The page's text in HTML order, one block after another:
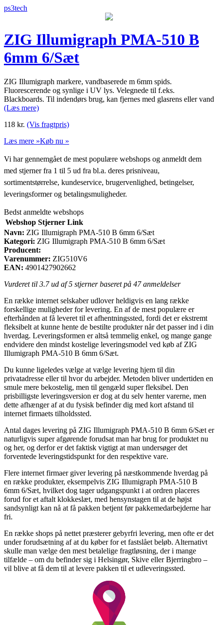
ps3tech
ZIG Illumigraph PMA-510 B
6mm 6/Sæt
ZIG Illumigraph markere, vandbaserede m 6mm spids.
Fluorescerende og synlige i UV lys. Velegnede til f.eks.
Blackboards. Til indendørs brug, kan fjernes med glasrens eller vand
(Læs mere)
118 kr. (Vis fragtpris)
Læs mere »Køb nu »
Vi har gennemgået de mest populære webshops og anmeldt dem
med stjerner fra 1 til 5 ud fra bl.a. deres prisniveau,
sortimentstørrelse, kundeservice, brugervenlighed, betingelser,
leveringsformer og betalingsmuligheder.
Bedst anmeldte webshops
Webshop Stjerner Link
Navn: ZIG Illumigraph PMA-510 B 6mm 6/Sæt
Kategori: ZIG Illumigraph PMA-510 B 6mm 6/Sæt
Producent:
Varenummer: ZIG510V6
EAN: 4901427902662
Vurderet til 3.7ud af 5 stjerner baseret på 47anmeldelser
En række internet selskaber udlover heldigvis en lang række
forskellige muligheder for levering. En af de mest populære er
efterhånden at få leveret til et afhentningssted, fordi det er ekstremt
fleksibelt at kunne hente de bestilte produkter når det passer ind i din
hverdag. Leveringsformen er altså temmelig enkel, og mange gange
endvidere den mindst kostelige leveringsmodel ved køb af ZIG
Illumigraph PMA-510 B 6mm 6/Sæt.
Du kunne ligeledes vælge at vælge levering hjem til din
privatadresse eller til hvor du arbejder. Metoden bliver undertiden en
smule mere bekostelig, men til gengæld super fleksibel. Den
prisbilligste leveringsversion er dog at du selv henter varerne, men
dette afhænger af at du fysisk befinder dig med kort afstand til
internet firmaets tilholdssted.
Antal dages levering på ZIG Illumigraph PMA-510 B 6mm 6/Sæt er
naturligvis super afgørende forudsat man har brug for produktet nu
og her, og derfor er det faktisk vigtigt at man undersøger det
forventede leveringstidspunkt for den respektive vare.
Flere internet firmaer giver levering på næstkommende hverdag på
en række produkter, eksempelvis ZIG Illumigraph PMA-510 B
6mm 6/Sæt, hvilket dog tager udgangspunkt i at ordren placeres
forud for et aftalt klokkeslæt, med hensynstagen til at de højst
sandsynligt kan nå at få pakken betjent før pakkemedarbejderne har
fri.
En række shops på nettet præsterer gebyrfri levering, men ofte er det
under forudsætning af at du køber for et fastslået beløb. Alternativt
skulle man vælge den mest betalelige fragtløsning, der i mange
tilfælde – om du befinder sig i Helsingør, Skive eller Bjerringbro –
vil blive at få dem til at levere pakken til et udleveringssted.